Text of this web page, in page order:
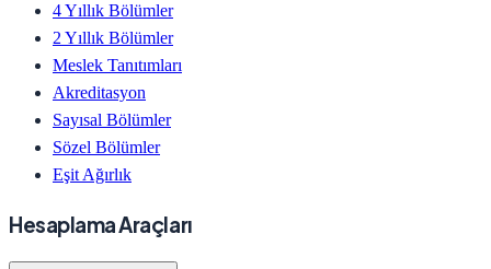
4 Yıllık Bölümler
2 Yıllık Bölümler
Meslek Tanıtımları
Akreditasyon
Sayısal Bölümler
Sözel Bölümler
Eşit Ağırlık
Hesaplama Araçları